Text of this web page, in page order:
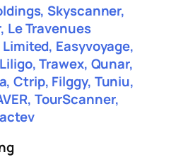
Skyscanner,
Le Travenues
Easyvoyage,
Trawex, Qunar,
Ctrip, Filggy, Tuniu,
TourScanner,